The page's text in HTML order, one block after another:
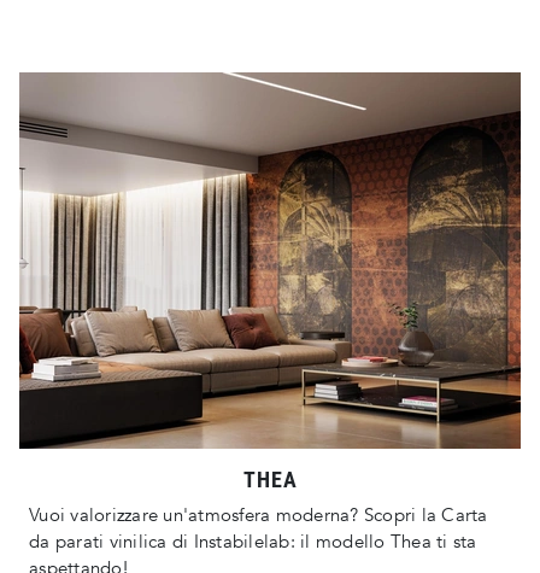
THEA
Vuoi valorizzare un'atmosfera moderna? Scopri la Carta
da parati vinilica di Instabilelab: il modello Thea ti sta